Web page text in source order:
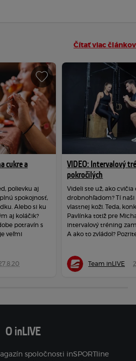
Čítať viac článkov
cukre a
polievku aj
spokojnosť,
Alebo si ku
aj koláčik?
potravín s
veľmi
VIDEO: Intervalový
pokročilých
Videli ste už, ako
drobnohľadom? Tí naši
vlastnej koži. Teda,
Pavlínka totiž pre
intervalový tréning
A ako to zvládol?
Team inLIVE
O inLIVE
spoločnosti inSPORTline